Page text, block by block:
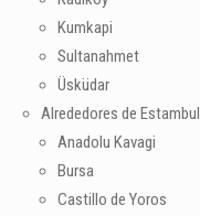
Kumkapi
Sultanahmet
Üsküdar
Alrededores de Estambul
Anadolu Kavagi
Bursa
Castillo de Yoros